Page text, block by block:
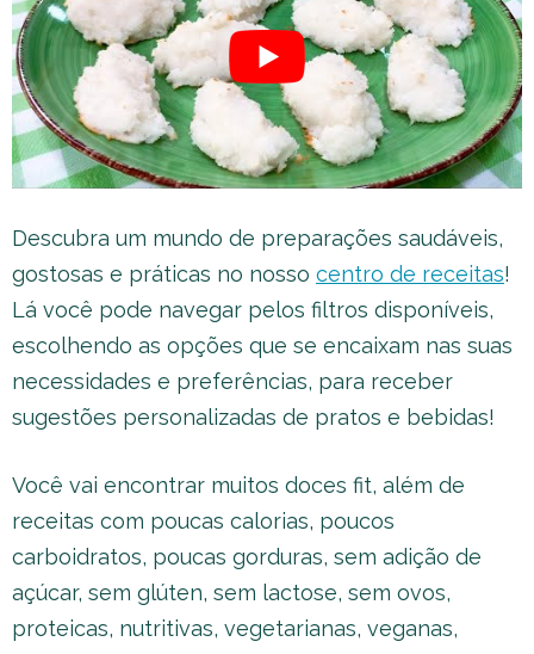
Descubra um mundo de preparações saudáveis,
gostosas e práticas no nosso centro de receitas!
Lá você pode navegar pelos filtros disponíveis,
escolhendo as opções que se encaixam nas suas
necessidades e preferências, para receber
sugestões personalizadas de pratos e bebidas!
Você vai encontrar muitos doces fit, além de
receitas com poucas calorias, poucos
carboidratos, poucas gorduras, sem adição de
açúcar, sem glúten, sem lactose, sem ovos,
proteicas, nutritivas, vegetarianas, veganas,